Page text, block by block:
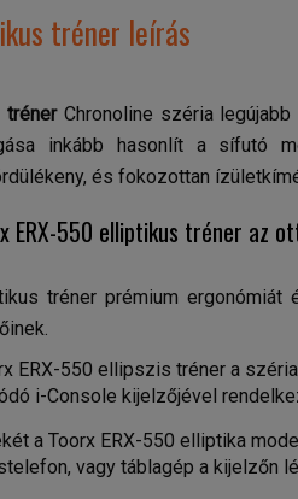
tréner leírás
trénerChronoline széria
inkább hasonlít a sífutó
és fokozottan
ERX-550 elliptikus tréner az
tréner prémium
ERX-550 ellipszis tréner a
i-Console kijelzőjével
a Toorx ERX-550 elliptika
vagy táblagép a kijelzőn